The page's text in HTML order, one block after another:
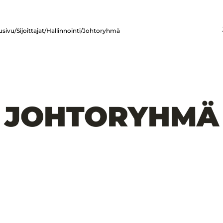
/Sijoittajat/Hallinnointi/Johtoryhmä
JOHTORYHMÄ